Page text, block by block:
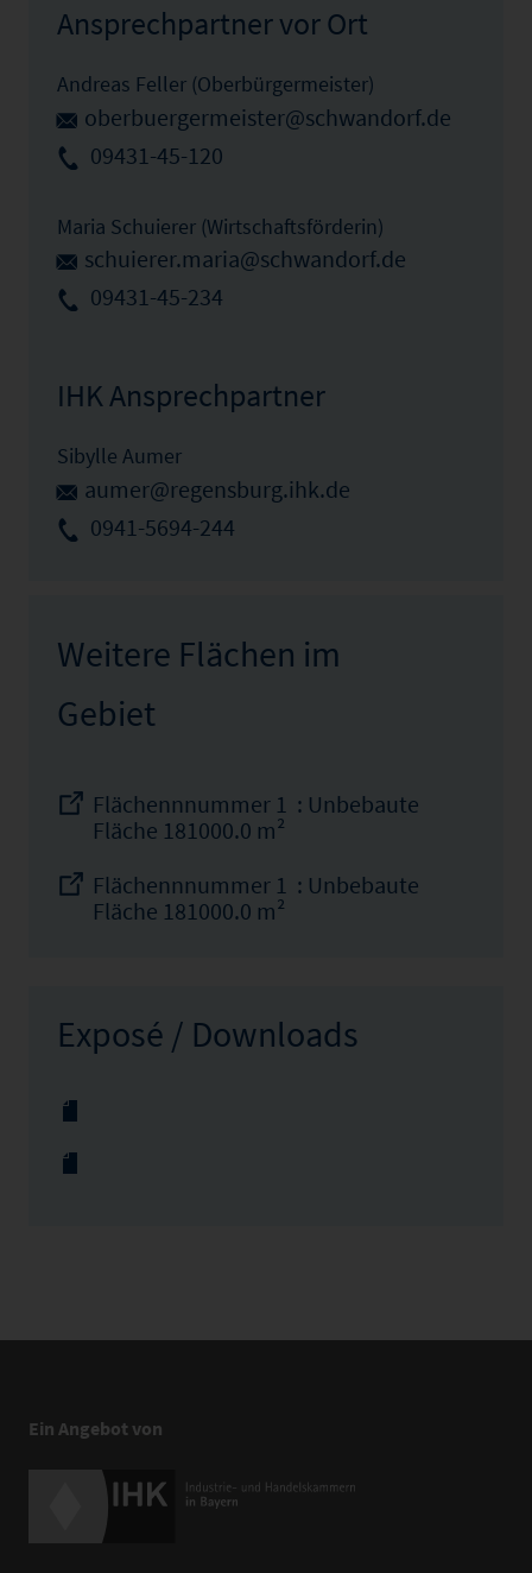
Ansprechpartner vor Ort
Andreas Feller (Oberbürgermeister)
oberbuergermeister@schwandorf.de
09431-45-120
Maria Schuierer (Wirtschaftsförderin)
schuierer.maria@schwandorf.de
09431-45-234
IHK Ansprechpartner
Sibylle Aumer
aumer@regensburg.ihk.de
0941-5694-244
Weitere Flächen im
Gebiet
Flächennnummer 1 : Unbebaute
Fläche 181000.0 m²
Flächennnummer 1 : Unbebaute
Fläche 181000.0 m²
Exposé / Downloads
Ein Angebot von